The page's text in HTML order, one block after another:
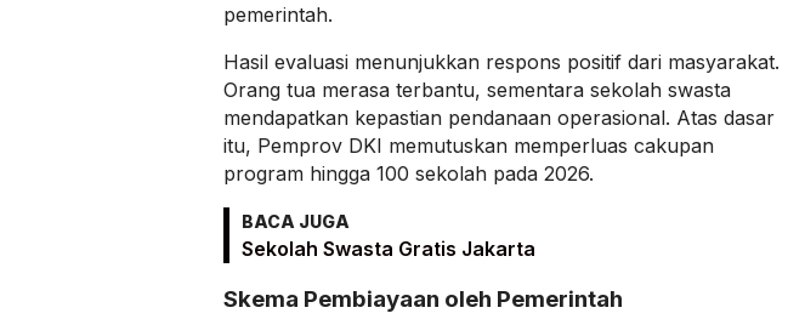
pemerintah.
Hasil evaluasi menunjukkan respons positif dari masyarakat.
Orang tua merasa terbantu, sementara sekolah swasta
mendapatkan kepastian pendanaan operasional. Atas dasar
itu, Pemprov DKI memutuskan memperluas cakupan
program hingga 100 sekolah pada 2026.
BACA JUGA
Sekolah Swasta Gratis Jakarta
Skema Pembiayaan oleh Pemerintah